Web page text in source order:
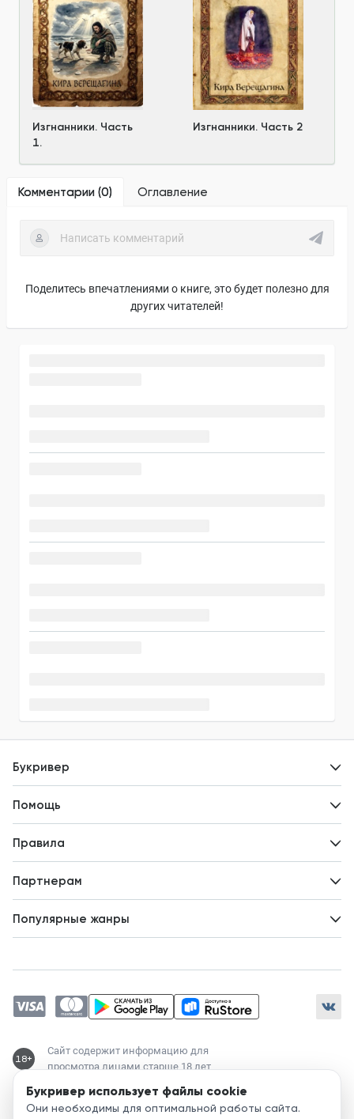
Букривер использует файлы cookie
Они необходимы для оптимальной работы сайта.
Изгнанники. Часть
1.
Изгнанники. Часть 2
Комментарии (0) Оглавление
Поделитесь впечатлениями о книге, это будет полезно для
других читателей!
Букривер
Новости
Помощь
Правила
Партнерам
Популярные жанры
Магические академии
Современный любовный роман
Любовное фэнтези
18+
Сайт содержит информацию для
просмотра лицами старше 18 лет
Служба поддержки:
support@bookriver.ru